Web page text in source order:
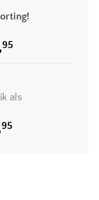
95Huidige
als
95Huidige